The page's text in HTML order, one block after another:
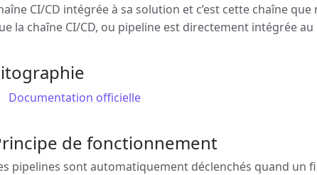
CI/CD intégrée à sa solution et c’est cette chaîne que
la chaîne CI/CD, ou pipeline est directement intégrée
Documentation officielle
de fonctionnement
pipelines sont automatiquement déclenchés quand un